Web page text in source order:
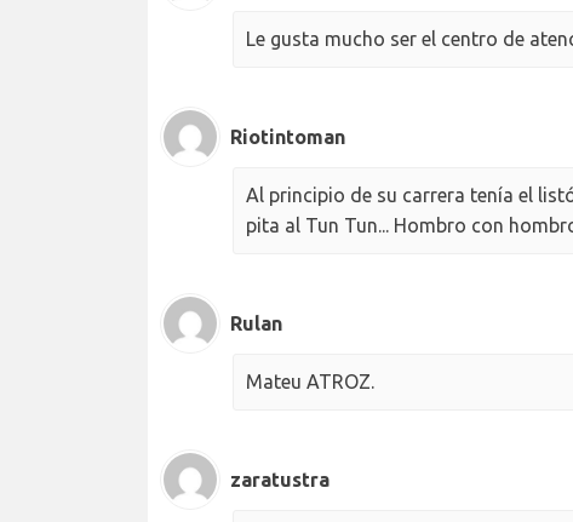
Le gusta mucho ser el centro de
Riotintoman
Al principio de su carrera tenía el
pita al Tun Tun... Hombro con
Rulan
Mateu ATROZ.
zaratustra